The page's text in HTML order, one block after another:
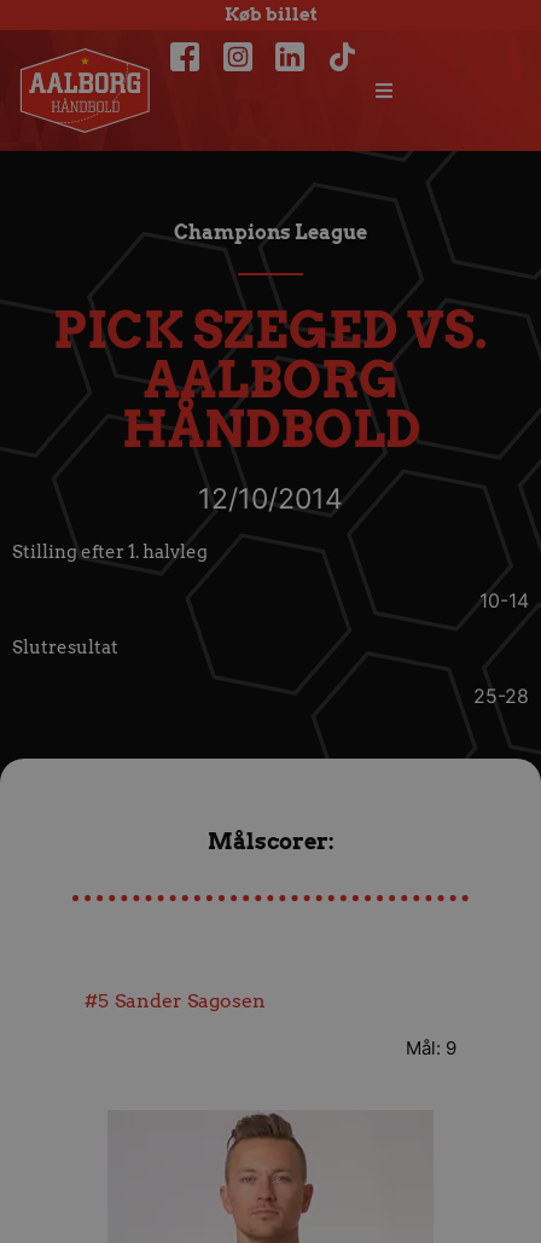
Køb billet
Champions League
PICK SZEGED VS.
AALBORG
HÅNDBOLD
12/10/2014
Stilling efter 1. halvleg
10-14
Slutresultat
25-28
Målscorer:
#5 Sander Sagosen
Mål: 9